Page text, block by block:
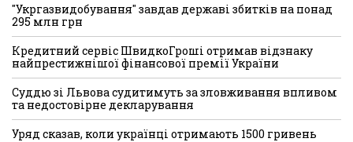
"Укргазвидобування" завдав державі збитків на понад
295 млн грн
Кредитний сервіс ШвидкоГроші отримав відзнаку
найпрестижнішої фінансової премії України
Суддю зі Львова судитимуть за зловживання впливом
та недостовірне декларування
Уряд сказав, коли українці отримають 1500 гривень